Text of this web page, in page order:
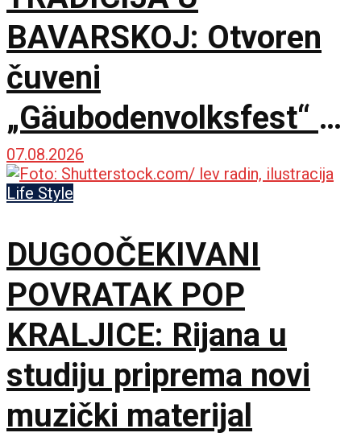
BAVARSKOJ: Otvoren
čuveni
„Gäubodenvolksfest“ u
Štraubingu
07.08.2026
Life Style
DUGOOČEKIVANI
POVRATAK POP
KRALJICE: Rijana u
studiju priprema novi
muzički materijal